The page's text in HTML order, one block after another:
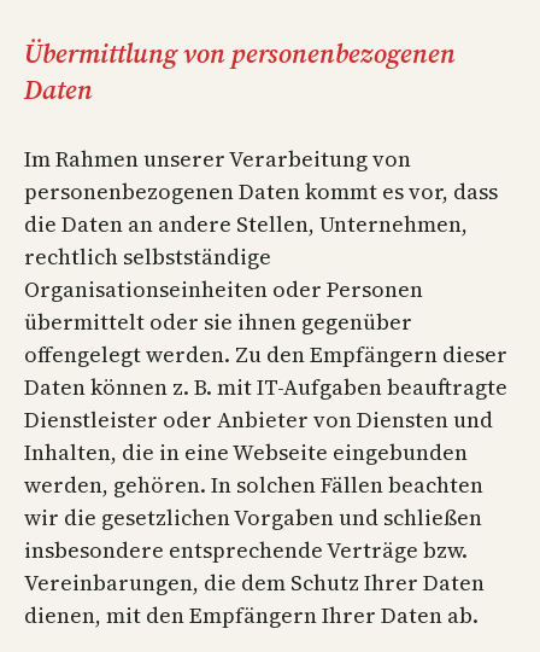
Übermittlung von personenbezogenen
Daten
Im Rahmen unserer Verarbeitung von
personenbezogenen Daten kommt es vor, dass
die Daten an andere Stellen, Unternehmen,
rechtlich selbstständige
Organisationseinheiten oder Personen
übermittelt oder sie ihnen gegenüber
offengelegt werden. Zu den Empfängern dieser
Daten können z. B. mit IT-Aufgaben beauftragte
Dienstleister oder Anbieter von Diensten und
Inhalten, die in eine Webseite eingebunden
werden, gehören. In solchen Fällen beachten
wir die gesetzlichen Vorgaben und schließen
insbesondere entsprechende Verträge bzw.
Vereinbarungen, die dem Schutz Ihrer Daten
dienen, mit den Empfängern Ihrer Daten ab.